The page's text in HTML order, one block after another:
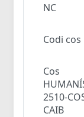
NC
Codi cos
Cos
2510-
CAIB